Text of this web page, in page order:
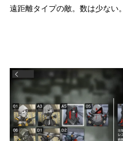
遠距離タイプの敵。数は少ない。